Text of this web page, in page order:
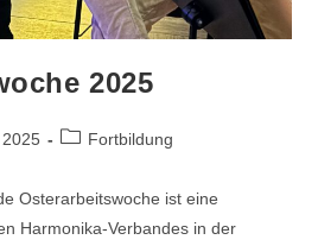
2025
Beitrags-
Fortbildung
Osterarbeitswoche ist eine
Harmonika-Verbandes in der